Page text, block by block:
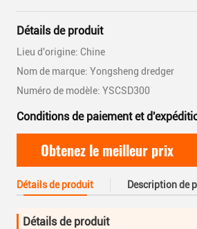
Détails de produit
Lieu d'origine: Chine
Nom de marque: Yongsheng dredger
Numéro de modèle: YSCSD300
Conditions de paiement et
Obtenez le meilleur prix
Détails de produit Description de
Détails de produit